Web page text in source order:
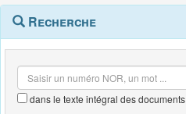
Navigation
outils
Menu
contextuel
Recherche
dans le texte intégral des documents